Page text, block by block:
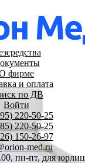
фирме
и оплата
по ДВ
Войти
220-50-25
220-50-25
150-26-97
med.ru
пн-пт, для юрлиц